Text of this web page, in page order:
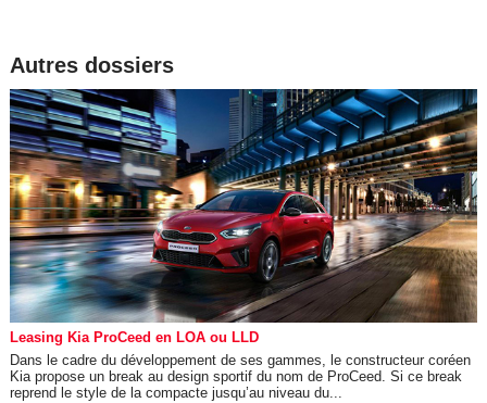
Autres dossiers
Leasing Kia ProCeed en LOA ou LLD
Dans le cadre du développement de ses gammes, le constructeur coréen
Kia propose un break au design sportif du nom de ProCeed. Si ce break
reprend le style de la compacte jusqu’au niveau du...